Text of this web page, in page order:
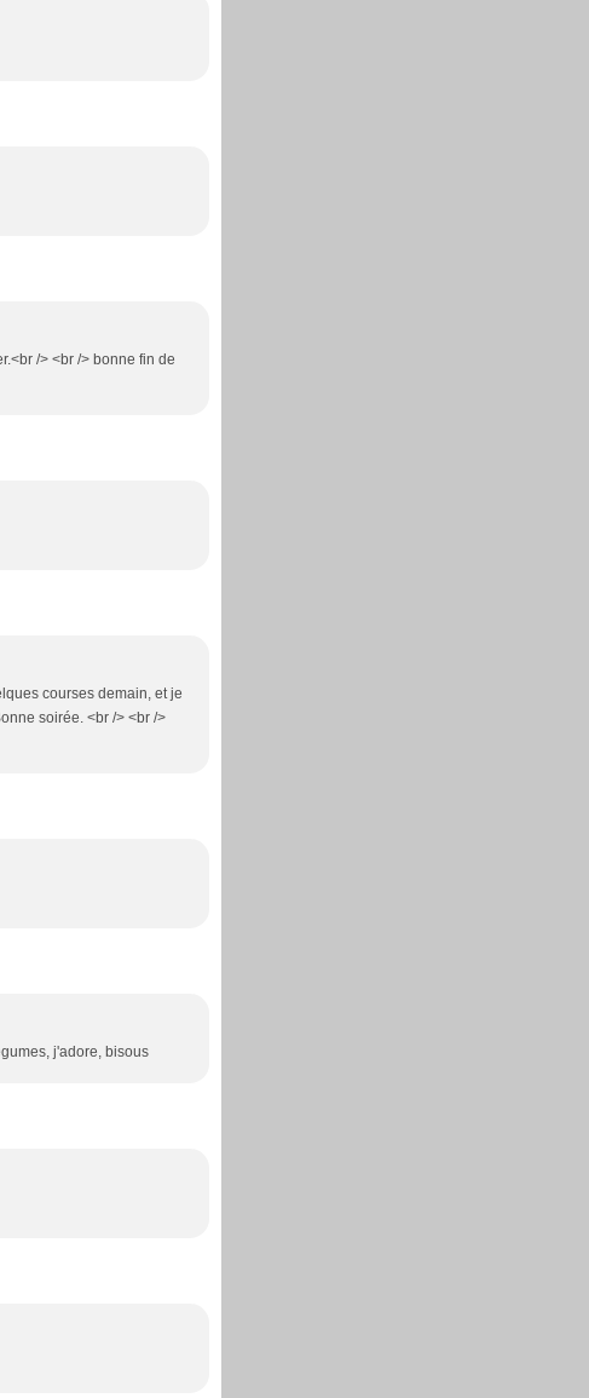
/> <br /> bonne fin de
courses demain, et je
soirée. <br /> <br />
j'adore, bisous